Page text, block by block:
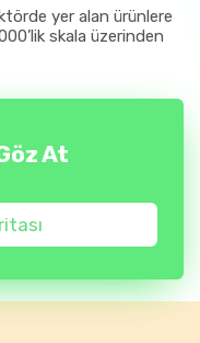
yer alan ürünlere
skala üzerinden
At